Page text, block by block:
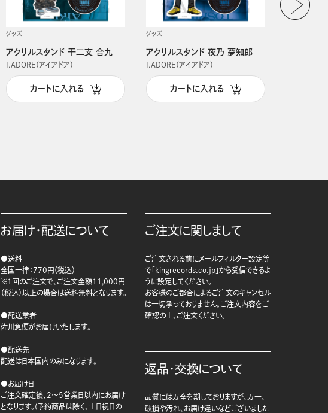
グッズ
アクリルスタンド 干二支 合九
I.ADORE（アイアドア）
カートに入れる
グッズ
アクリルスタンド 夜乃 夢知郎
I.ADORE（アイアドア）
カートに入れる
お届け・配送について
●送料
全国一律：770円（税込）
※1回のご注文で、ご注文金額11,000円
（税込）以上の場合は送料無料となります。
●配送業者
佐川急便がお届けいたします。
●配送先
配送は日本国内のみになります。
●お届け日
ご注文確定後、2～5営業日以内にお届け
となります。(予約商品は除く、土日祝日の
ご注文に関しまして
ご注文される前にメールフィルター設定等
で「kingrecords.co.jp」から受信できるよ
うに設定してください。
お客様のご都合によるご注文のキャンセル
は一切承っておりません。ご注文内容をご
確認の上、ご注文ください。
返品・交換について
品質には万全を期しておりますが、万一、
破損や汚れ、お届け違いなどございました